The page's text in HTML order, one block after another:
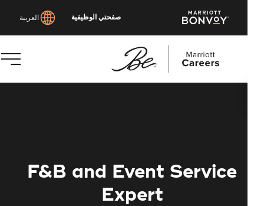
صفحتي الوظيفية العربية
F&B and Event Service
Expert